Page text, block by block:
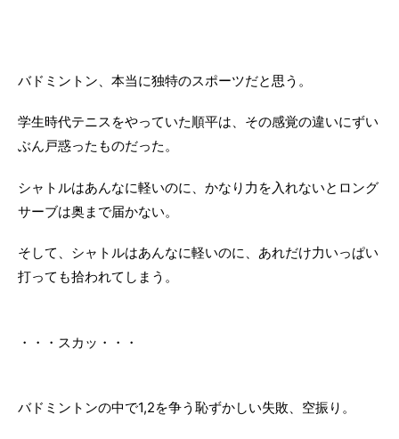
バドミントン、本当に独特のスポーツだと思う。
学生時代テニスをやっていた順平は、その感覚の違いにずい
ぶん戸惑ったものだった。
シャトルはあんなに軽いのに、かなり力を入れないとロング
サーブは奥まで届かない。
そして、シャトルはあんなに軽いのに、あれだけ力いっぱい
打っても拾われてしまう。
・・・スカッ・・・
バドミントンの中で1,2を争う恥ずかしい失敗、空振り。